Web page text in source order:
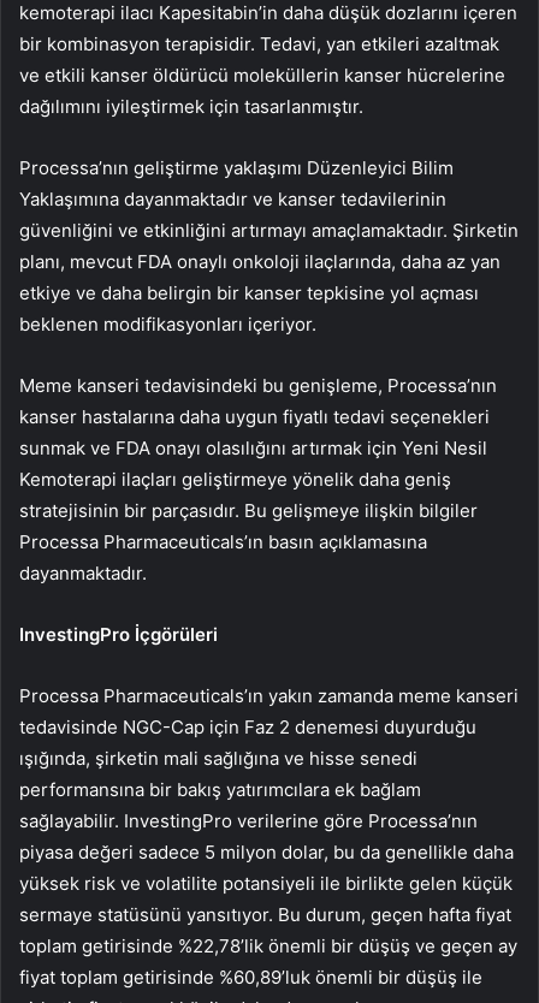
kemoterapi ilacı Kapesitabin’in daha düşük dozlarını içeren
bir kombinasyon terapisidir. Tedavi, yan etkileri azaltmak
ve etkili kanser öldürücü moleküllerin kanser hücrelerine
dağılımını iyileştirmek için tasarlanmıştır.
Processa’nın geliştirme yaklaşımı Düzenleyici Bilim
Yaklaşımına dayanmaktadır ve kanser tedavilerinin
güvenliğini ve etkinliğini artırmayı amaçlamaktadır. Şirketin
planı, mevcut FDA onaylı onkoloji ilaçlarında, daha az yan
etkiye ve daha belirgin bir kanser tepkisine yol açması
beklenen modifikasyonları içeriyor.
Meme kanseri tedavisindeki bu genişleme, Processa’nın
kanser hastalarına daha uygun fiyatlı tedavi seçenekleri
sunmak ve FDA onayı olasılığını artırmak için Yeni Nesil
Kemoterapi ilaçları geliştirmeye yönelik daha geniş
stratejisinin bir parçasıdır. Bu gelişmeye ilişkin bilgiler
Processa Pharmaceuticals’ın basın açıklamasına
dayanmaktadır.
InvestingPro İçgörüleri
Processa Pharmaceuticals’ın yakın zamanda meme kanseri
tedavisinde NGC-Cap için Faz 2 denemesi duyurduğu
ışığında, şirketin mali sağlığına ve hisse senedi
performansına bir bakış yatırımcılara ek bağlam
sağlayabilir. InvestingPro verilerine göre Processa’nın
piyasa değeri sadece 5 milyon dolar, bu da genellikle daha
yüksek risk ve volatilite potansiyeli ile birlikte gelen küçük
sermaye statüsünü yansıtıyor. Bu durum, geçen hafta fiyat
toplam getirisinde %22,78’lik önemli bir düşüş ve geçen ay
fiyat toplam getirisinde %60,89’luk önemli bir düşüş ile